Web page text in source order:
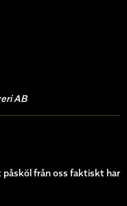
AB
från oss faktiskt har